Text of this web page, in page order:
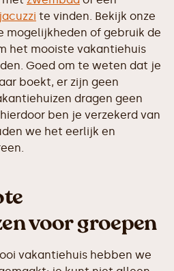
jacuzzi te vinden. Bekijk onze
mogelijkheden of gebruik de
het mooiste vakantiehuis
Goed om te weten dat je
boekt, er zijn geen
dragen geen
ben je verzekerd van
we het eerlijk en
voor groepen
vakantiehuis hebben we